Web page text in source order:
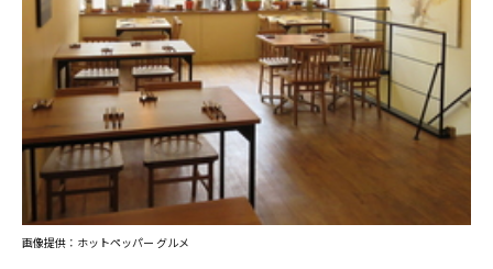
画像提供：ホットペッパー グルメ